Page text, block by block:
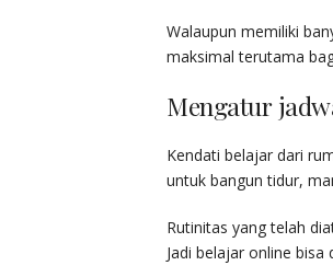
Walaupun memiliki
maksimal terutama
Mengatur
Kendati belajar dari
untuk bangun tidur,
Rutinitas yang telah
Jadi belajar online